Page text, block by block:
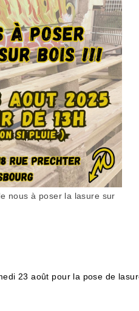
nous à poser la lasure sur
23 août pour la pose de